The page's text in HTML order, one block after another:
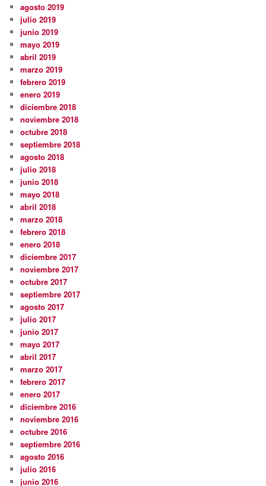
agosto 2019
julio 2019
junio 2019
mayo 2019
abril 2019
marzo 2019
febrero 2019
enero 2019
diciembre 2018
noviembre 2018
octubre 2018
septiembre 2018
agosto 2018
julio 2018
junio 2018
mayo 2018
abril 2018
marzo 2018
febrero 2018
enero 2018
diciembre 2017
noviembre 2017
octubre 2017
septiembre 2017
agosto 2017
julio 2017
junio 2017
mayo 2017
abril 2017
marzo 2017
febrero 2017
enero 2017
diciembre 2016
noviembre 2016
octubre 2016
septiembre 2016
agosto 2016
julio 2016
junio 2016